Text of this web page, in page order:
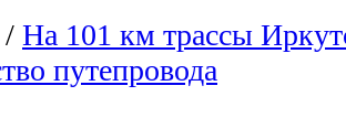
/ На 101 км трассы
путепровода